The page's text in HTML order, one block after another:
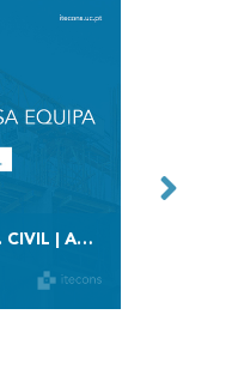
FISCALIZAÇÃO, ENG. CIVIL | ABERTURA DE VAGA